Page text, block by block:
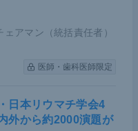
アマン（統括責任者）
医師・歯科医師限定
日本リウマチ学会4
外から約2000演題が